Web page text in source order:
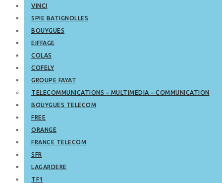
VINCI
SPIE BATIGNOLLES
BOUYGUES
EIFFAGE
COLAS
COFELY
GROUPE FAYAT
TELECOMMUNICATIONS – MULTIMEDIA – COMMUNICATION
BOUYGUES TELECOM
FREE
ORANGE
FRANCE TELECOM
SFR
LAGARDERE
TF1